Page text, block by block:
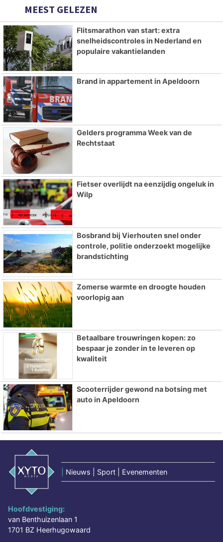
MEEST GELEZEN
Flitsmarathon van start: extra
snelheidscontroles in Nederland en
populaire vakantielanden
Brand in appartement in Apeldoorn
Gelders programma Week van de
Rechtstaat
Fietser overlijdt na eenzijdig ongeluk in
Wilp
Bosbrand bij Vierhouten snel onder
controle, politie onderzoekt mogelijke
brandstichting
Zomerse warmte en droogte houden
voorlopig aan
Betaalbare trouwringen kopen: zo
bespaar je zonder in te leveren op
kwaliteit
Scooterrijder gewond na botsing met
auto in Apeldoorn
Nieuws | Sport | Evenementen
Hoofdvestiging:
van Benthuizenlaan 1
1701 BZ Heerhugowaard